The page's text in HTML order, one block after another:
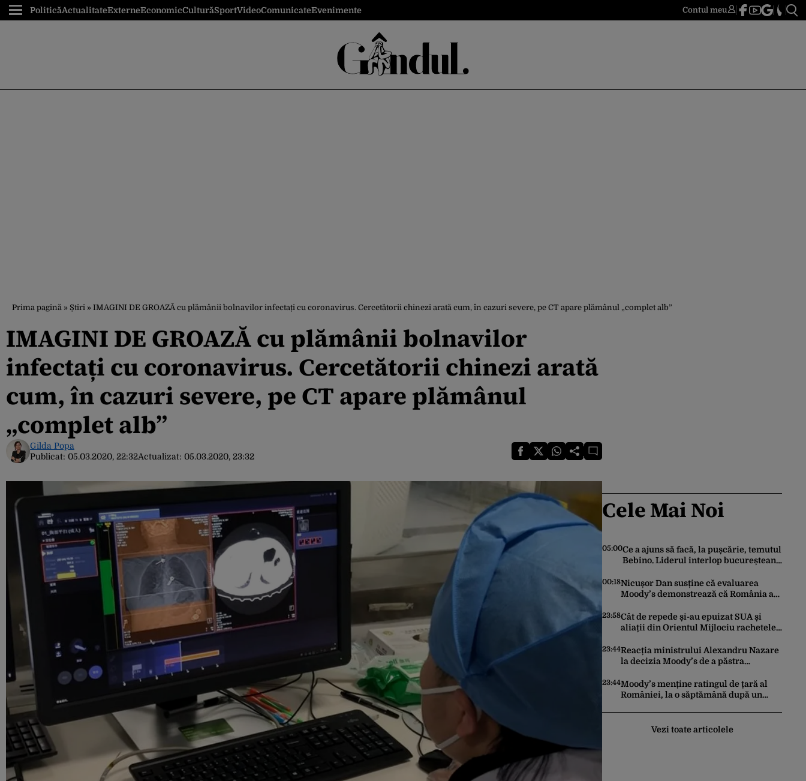
PoliticăActualitateExterneEconomicCulturăSportVideoComunicateEvenimente Contul meu
Prima pagină » Știri » IMAGINI DE GROAZĂ cu plămânii bolnavilor infectați cu coronavirus. Cercetătorii chinezi arată cum, în cazuri severe, pe CT apare plămânul „complet alb”
IMAGINI DE GROAZĂ cu plămânii bolnavilor
infectați cu coronavirus. Cercetătorii chinezi arată
cum, în cazuri severe, pe CT apare plămânul
„complet alb”
Gilda Popa
Publicat: 05.03.2020, 22:32Actualizat: 05.03.2020, 23:32
Cele Mai Noi
05:00Ce a ajuns să facă, la pușcărie, temutul
Bebino. Liderul interlop bucureștean,
00:18Nicușor Dan susține că evaluarea
Moody’s demonstrează că România a
încrederea investitorilor: „Totuși,
perspectiva rămâne rezervată”
23:58Cât de repede și-au epuizat SUA și
aliații din Orientul Mijlociu rachetele
23:44Reacția ministrului Alexandru Nazare
la decizia Moody’s de a păstra
„Este un răgaz, dar în niciun caz un
motiv de relaxare”
23:44Moody’s menține ratingul de țară al
României, la o săptămână după un
principala vulnerabilitate din raport
Vezi toate articolele